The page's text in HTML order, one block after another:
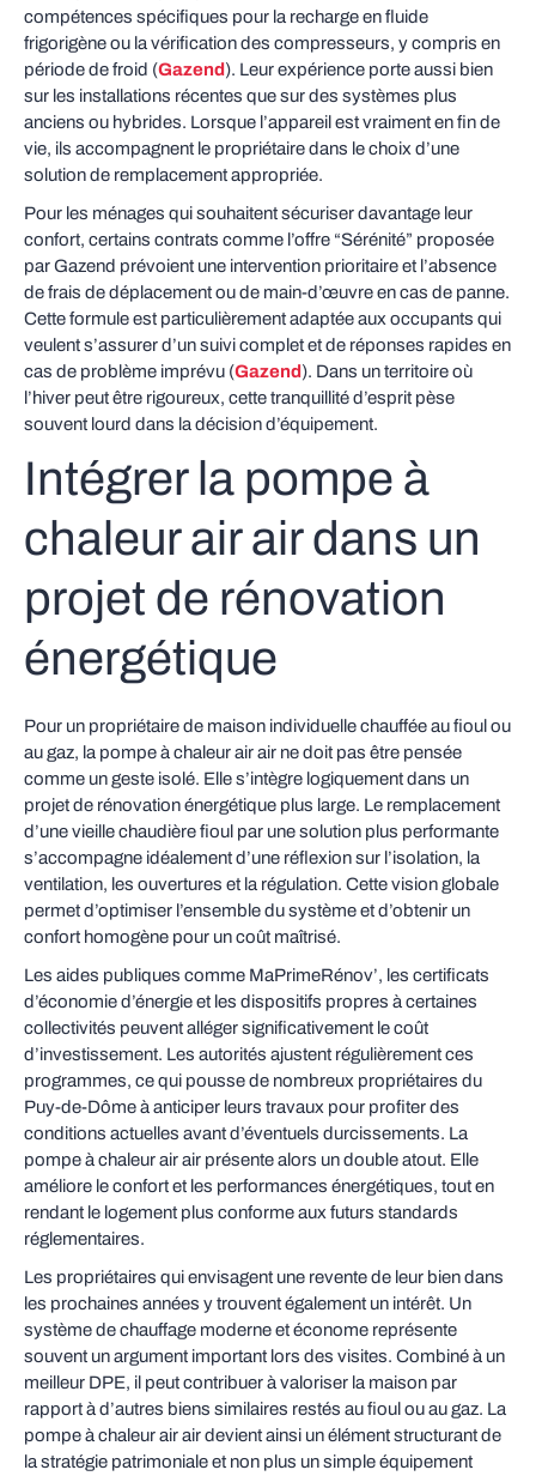
compétences spécifiques pour la recharge en fluide
frigorigène ou la vérification des compresseurs, y compris en
période de froid (Gazend). Leur expérience porte aussi bien
sur les installations récentes que sur des systèmes plus
anciens ou hybrides. Lorsque l’appareil est vraiment en fin de
vie, ils accompagnent le propriétaire dans le choix d’une
solution de remplacement appropriée.
Pour les ménages qui souhaitent sécuriser davantage leur
confort, certains contrats comme l’offre “Sérénité” proposée
par Gazend prévoient une intervention prioritaire et l’absence
de frais de déplacement ou de main‑d’œuvre en cas de panne.
Cette formule est particulièrement adaptée aux occupants qui
veulent s’assurer d’un suivi complet et de réponses rapides en
cas de problème imprévu (Gazend). Dans un territoire où
l’hiver peut être rigoureux, cette tranquillité d’esprit pèse
souvent lourd dans la décision d’équipement.
Intégrer la pompe à
chaleur air air dans un
projet de rénovation
énergétique
Pour un propriétaire de maison individuelle chauffée au fioul ou
au gaz, la pompe à chaleur air air ne doit pas être pensée
comme un geste isolé. Elle s’intègre logiquement dans un
projet de rénovation énergétique plus large. Le remplacement
d’une vieille chaudière fioul par une solution plus performante
s’accompagne idéalement d’une réflexion sur l’isolation, la
ventilation, les ouvertures et la régulation. Cette vision globale
permet d’optimiser l’ensemble du système et d’obtenir un
confort homogène pour un coût maîtrisé.
Les aides publiques comme MaPrimeRénov’, les certificats
d’économie d’énergie et les dispositifs propres à certaines
collectivités peuvent alléger significativement le coût
d’investissement. Les autorités ajustent régulièrement ces
programmes, ce qui pousse de nombreux propriétaires du
Puy‑de‑Dôme à anticiper leurs travaux pour profiter des
conditions actuelles avant d’éventuels durcissements. La
pompe à chaleur air air présente alors un double atout. Elle
améliore le confort et les performances énergétiques, tout en
rendant le logement plus conforme aux futurs standards
réglementaires.
Les propriétaires qui envisagent une revente de leur bien dans
les prochaines années y trouvent également un intérêt. Un
système de chauffage moderne et économe représente
souvent un argument important lors des visites. Combiné à un
meilleur DPE, il peut contribuer à valoriser la maison par
rapport à d’autres biens similaires restés au fioul ou au gaz. La
pompe à chaleur air air devient ainsi un élément structurant de
la stratégie patrimoniale et non plus un simple équipement